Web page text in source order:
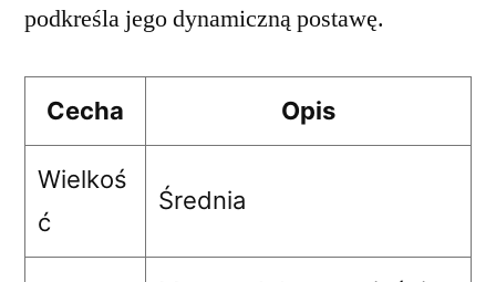
podkreśla jego dynamiczną postawę.
Cecha Opis
Wielkoś
ć
Średnia